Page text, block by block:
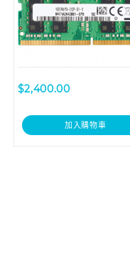
$2,400.00
加入購物車